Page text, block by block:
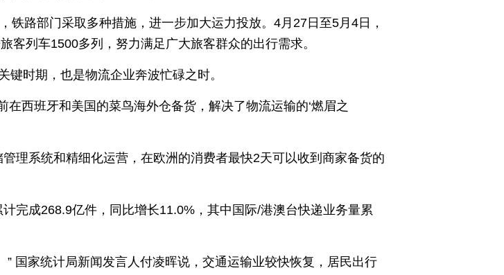
铁路部门采取多种措施，进一步加大运力投放。4月27日至5月4日，
客列车1500多列，努力满足广大旅客群众的出行需求。
时期，也是物流企业奔波忙碌之时。
西班牙和美国的菜鸟海外仓备货，解决了物流运输的‘燃眉之
理系统和精细化运营，在欧洲的消费者最快2天可以收到商家备货的
完成268.9亿件，同比增长11.0%，其中国际/港澳台快递业务量累
国家统计局新闻发言人付凌晖说，交通运输业较快恢复，居民出行